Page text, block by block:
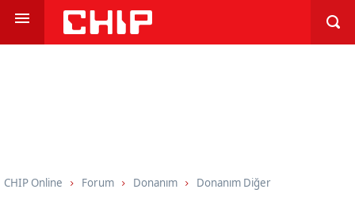
CHIP Online Forum Donanım Donanım Diğer